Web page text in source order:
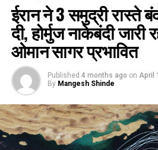
ईरान ने 3 समुद्री रास्ते
दी, होर्मुज नाकेबंदी
ओमान सागर प्रभावित
Published 4 months ago on April
By Mangesh Shinde